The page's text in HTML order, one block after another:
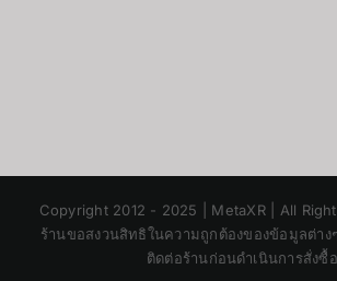
Copyright 2012 - 2025 | MetaXR | All
ร้านขอสงวนสิทธิในความถูกต้องของข้อมูลต่าง
ติดต่อร้านก่อนดำเนินการสั่งซื้